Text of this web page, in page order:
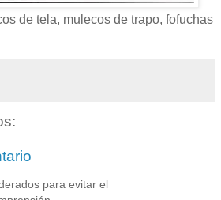
de tela, mulecos de trapo, fofuchas
para evitar el